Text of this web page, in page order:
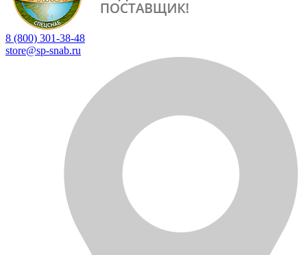
8 (800) 301-38-48
store@sp-snab.ru